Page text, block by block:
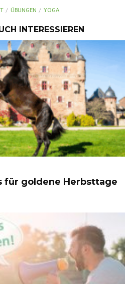
ÜBUNGEN YOGA
INTERESSIEREN
für goldene Herbsttage